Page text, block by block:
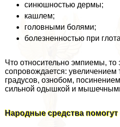
синюшностью дермы;
кашлем;
головными болями;
болезненностью при
Что относительно эмпиемы, то
сопровождается:
градусов, ознобом,
сильной одышкой и
Народные средства